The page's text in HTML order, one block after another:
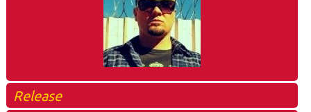
Release